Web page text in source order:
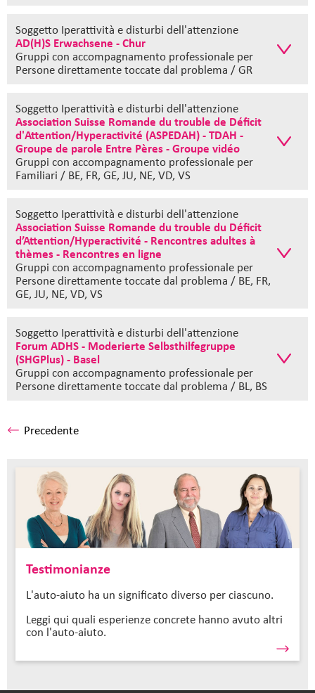
Soggetto Iperattività e disturbi dell'attenzione
AD(H)S Erwachsene - Chur
Gruppi con accompagnamento professionale per
Persone direttamente toccate dal problema / GR
Soggetto Iperattività e disturbi dell'attenzione
Association Suisse Romande du trouble de Déficit
d'Attention/Hyperactivité (ASPEDAH) - TDAH -
Groupe de parole Entre Pères - Groupe vidéo
Gruppi con accompagnamento professionale per
Familiari / BE, FR, GE, JU, NE, VD, VS
Soggetto Iperattività e disturbi dell'attenzione
Association Suisse Romande du trouble du Déficit
d’Attention/Hyperactivité - Rencontres adultes à
thèmes - Rencontres en ligne
Gruppi con accompagnamento professionale per
Persone direttamente toccate dal problema / BE, FR,
GE, JU, NE, VD, VS
Soggetto Iperattività e disturbi dell'attenzione
Forum ADHS - Moderierte Selbsthilfegruppe
(SHGPlus) - Basel
Gruppi con accompagnamento professionale per
Persone direttamente toccate dal problema / BL, BS
Precedente
Testimonianze
L'auto-aiuto ha un significato diverso per ciascuno.
Leggi qui quali esperienze concrete hanno avuto altri
con l'auto-aiuto.